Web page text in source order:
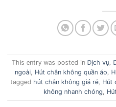
This entry was posted in Dịch vụ
ngoài, Hút chân không quần áo
tagged hút chân không giá rẻ Hút
không nhanh chóng